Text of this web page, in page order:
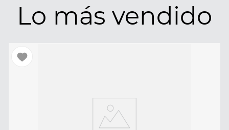
Lo más vendido